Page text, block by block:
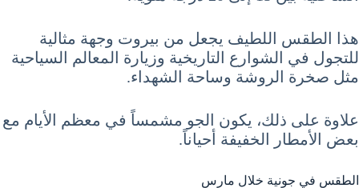
هذا الطقس اللطيف يجعل من بيروت وجهة مثالية
للتجول في الشوارع التاريخية وزيارة المعالم السياحية
مثل صخرة الروشة وساحة الشهداء.
علاوة على ذلك، يكون الجو مشمساً في معظم الأيام مع
بعض الأمطار الخفيفة أحياناً.
الطقس في جونية خلال مارس